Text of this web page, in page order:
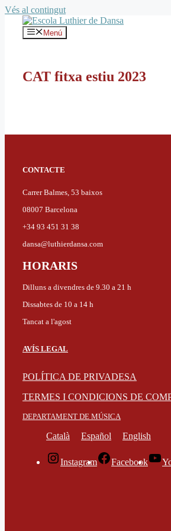
Vés al contingut
Menú
CAT fitxa estiu 2023
CONTACTE
Carrer Balmes, 53 baixos
08007 Barcelona
+34 93 451 31 38
dansa@luthierdansa.com
HORARIS
Dilluns a divendres de 9.30 a 21 h
Dissabtes de 10 a 14 h
Tancat a l'agost
AVÍS LEGAL
POLÍTICA DE PRIVADESA
TERMES I CONDICIONS DE
DEPARTAMENT DE MÚSICA
Català Español English
Instagram Facebook